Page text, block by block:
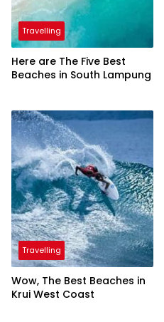
Travelling
Here are The Five Best
Beaches in South Lampung
Travelling
Wow, The Best Beaches in
Krui West Coast